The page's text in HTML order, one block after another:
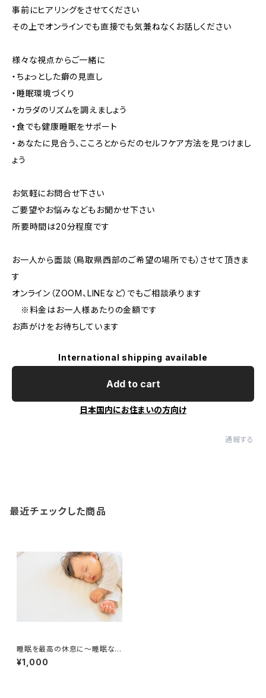
事前にヒアリングをさせてください
その上でオンラインでも直接でも気兼ねなくお話しください
様々な視点からご一緒に
・ちょっとした癖の見直し
・睡眠環境づくり
・カラダのリズムを調えましょう
・食でも健康睡眠をサポート
・あなたに見合う、こころとからだのセルフケア方法を見つけまし
ょう
お気軽にお問合せ下さい
ご要望やお悩みなどもお聞かせ下さい
所要時間は20分程度です
お一人から面談（鳥取県西部のご希望の場所でも）させて頂きま
す
オンライン（ZOOM、LINEなど）でもご相談承ります
※料金はお一人様あたりの金額です
お声がけをお待ちしています
International shipping available
Add to cart
日本国内にお住まいの方向け
通報する
最近チェックした商品
睡眠を最高の休息に～睡眠なん
でも相談室～（オンライン可）
¥1,000